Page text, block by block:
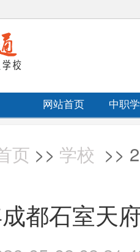
网站首页 中职
页 >> 学校 >>
成都石室天